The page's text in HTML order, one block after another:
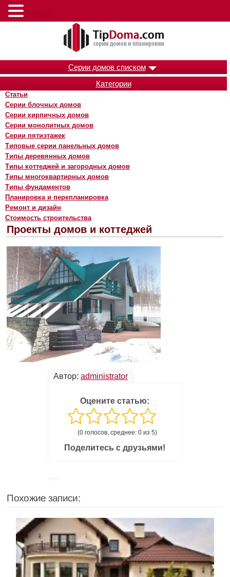
Серии домов списком
Категории
Статьи
Серии блочных домов
Серии кирпичных домов
Серии монолитных домов
Серии пятиэтажек
Типовые серии панельных домов
Типы деревянных домов
Типы коттеджей и загородных домов
Типы многоквартирных домов
Типы фундаментов
Планировка и перепланировка
Ремонт и дизайн
Стоимость строительства
Проекты домов и коттеджей
Автор: administrator
Оцените статью:
(0 голосов, среднее: 0 из 5)
Поделитесь с друзьями!
Похожие записи: